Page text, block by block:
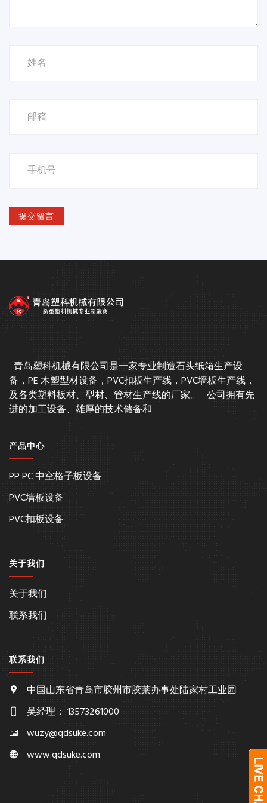
青岛塑科机械有限公司是一家专业制造石头纸箱生产设
备，PE 木塑型材设备，PVC扣板生产线，PVC墙板生产线，
及各类塑料板材、型材、管材生产线的厂家。 公司拥有先
进的加工设备、雄厚的技术储备和
产品中心
PP PC 中空格子板设备
PVC墙板设备
PVC扣板设备
关于我们
关于我们
联系我们
联系我们
中国山东省青岛市胶州市胶莱办事处陆家村工业园
吴经理： 13573261000
wuzy@qdsuke.com
www.qdsuke.com